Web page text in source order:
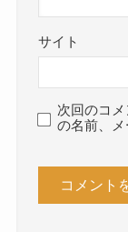
サイト
次回のコ
の名前、メ